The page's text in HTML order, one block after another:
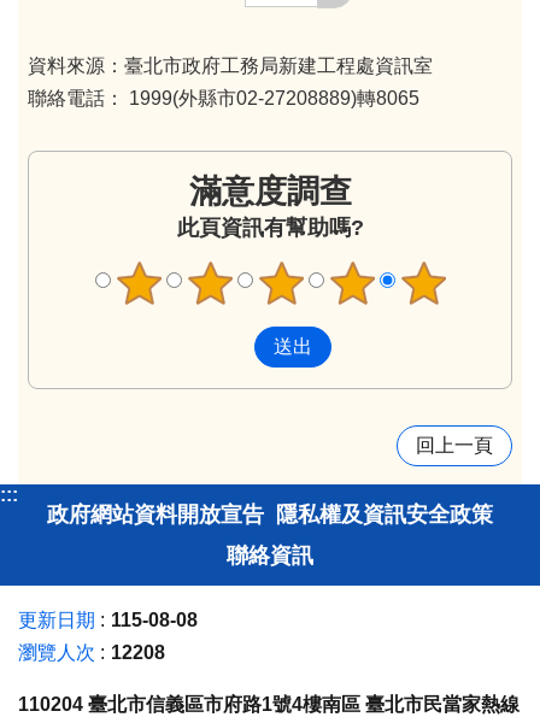
資料來源：臺北市政府工務局新建工程處資訊室
聯絡電話： 1999(外縣市02-27208889)轉8065
滿意度調查
此頁資訊有幫助嗎?
回上一頁
:::
政府網站資料開放宣告 隱私權及資訊安全政策
聯絡資訊
更新日期
115-08-08
瀏覽人次
12208
110204 臺北市信義區市府路1號4樓南區 臺北市民當家熱線